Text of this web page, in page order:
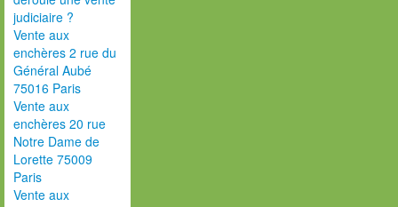
judiciaire ?
Vente aux
enchères 2 rue du
Général Aubé
75016 Paris
Vente aux
enchères 20 rue
Notre Dame de
Lorette 75009
Paris
Vente aux